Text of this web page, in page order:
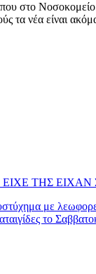
στο
τα νέα είναι
ΤΗΣ
με
το